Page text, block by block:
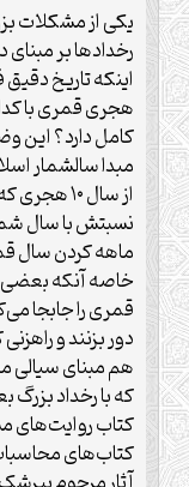
یکی از مشکلات
رخدادها بر
اینکه تاریخ
هجری قمری با
مبدا سالشمار
از سال
ماهه کردن سال
خاصه آنکه بعضی
قمری را جابجا
دور بزنند و
هم مبنای سیالی
که با رخداد
کتاب روایت‌های
کتاب‌های